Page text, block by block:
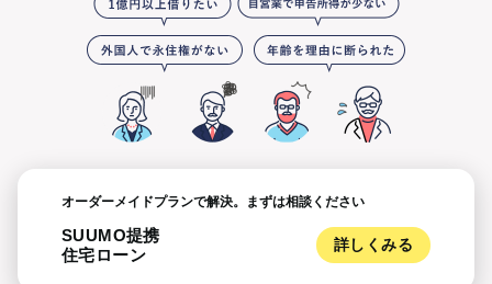
オーダーメイドプランで解決。 まずは相談ください
SUUMO提携
住宅ローン
詳しくみる